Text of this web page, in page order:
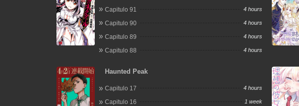
Capitulo 91 4 hours
Capitulo 90 4 hours
Capitulo 89 4 hours
Capitulo 88 4 hours
Haunted Peak
Capitulo 17 4 hours
Capitulo 16 1 week